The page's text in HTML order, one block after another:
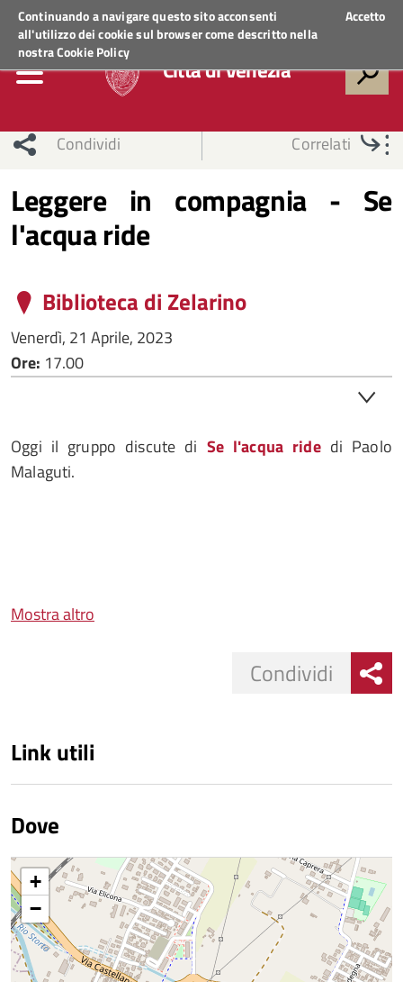
Continuando a navigare questo sito acconsenti
all'utilizzo dei cookie sul browser come descritto nella
nostraCookie Policy
Accetto
Regione VenetoACCEDI AI SERVIZI
Città di Venezia
Condividi Correlati
Leggere in compagnia - Se
l'acqua ride
Biblioteca di Zelarino
Venerdì, 21 Aprile, 2023
Ore: 17.00
Oggi il gruppo discute di Se l'acqua ridedi Paolo
Malaguti.
Mostra altro
Condividi
Link utili
Dove
+
−